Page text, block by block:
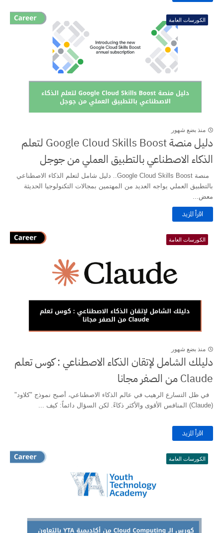
الكورسات العامة
منذ بضع شهور
دليل منصة Google Cloud Skills Boost لتعلم
الذكاء الاصطناعي بالتطبيق العملي من جوجل
منصة Google Cloud Skills Boost.. دليل شامل لتعلم الذكاء الاصطناعي
بالتطبيق العملي يواجه العديد من المهتمين بمجالات التكنولوجيا الحديثة
معض...
اقرأ المزيد
الكورسات العامة
منذ بضع شهور
دليلك الشامل لإتقان الذكاء الاصطناعي : كوس تعلم
Claude من الصفر مجانا
في ظل التسارع الرهيب في عالم الذكاء الاصطناعي، أصبح نموذج "كلاود"
(Claude) المنافس الأقوى والأكثر ذكاءً. لكن السؤال دائماً: كيف ...
اقرأ المزيد
الكورسات العامة